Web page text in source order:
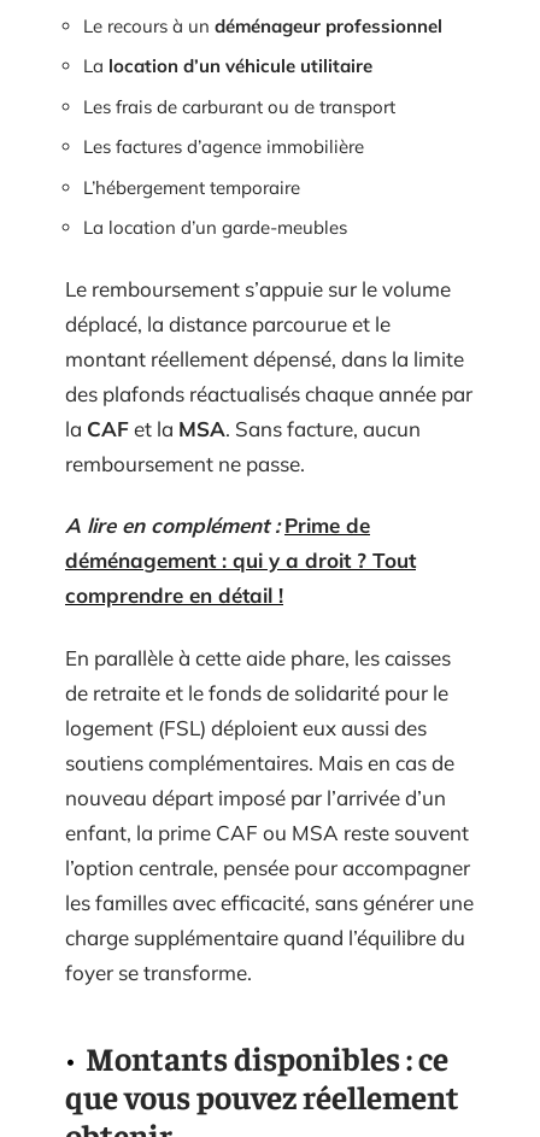
Le recours à un déménageur professionnel
La location d’un véhicule utilitaire
Les frais de carburant ou de transport
Les factures d’agence immobilière
L’hébergement temporaire
La location d’un garde-meubles
Le remboursement s’appuie sur le volume
déplacé, la distance parcourue et le
montant réellement dépensé, dans la limite
des plafonds réactualisés chaque année par
la CAFet la MSA. Sans facture, aucun
remboursement ne passe.
A lire en complément : Prime de
déménagement : qui y a droit ? Tout
comprendre en détail !
En parallèle à cette aide phare, les caisses
de retraite et le fonds de solidarité pour le
logement (FSL) déploient eux aussi des
soutiens complémentaires. Mais en cas de
nouveau départ imposé par l’arrivée d’un
enfant, la prime CAF ou MSA reste souvent
l’option centrale, pensée pour accompagner
les familles avec efficacité, sans générer une
charge supplémentaire quand l’équilibre du
foyer se transforme.
Montants disponibles : ce
que vous pouvez réellement